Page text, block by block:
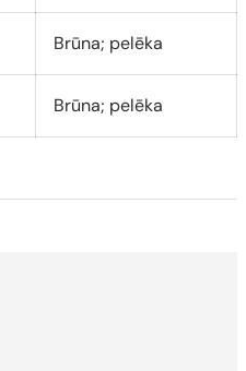
Brūna; pelēka
Brūna; pelēka